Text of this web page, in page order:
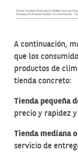
A continuación,
que los
productos de
tienda concreto:
Tienda pequeña
precio y rapidez
Tienda mediana
servicio de